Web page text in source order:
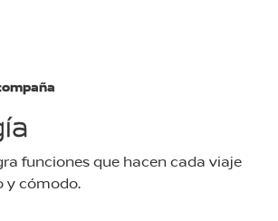
funciones que hacen cada viaje
y cómodo.